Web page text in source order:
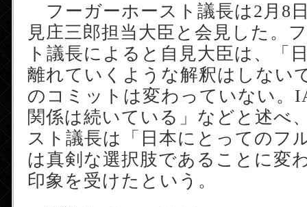
フーガーホースト議長は2月8
見庄三郎担当大臣と会見した。
ト議長によると自見大臣は、「
離れていくような解釈はしない
のコミットは変わっていない。
関係は続いている」などと述べ
スト議長は「日本にとってのフ
は真剣な選択肢であることに変
印象を受けたという。